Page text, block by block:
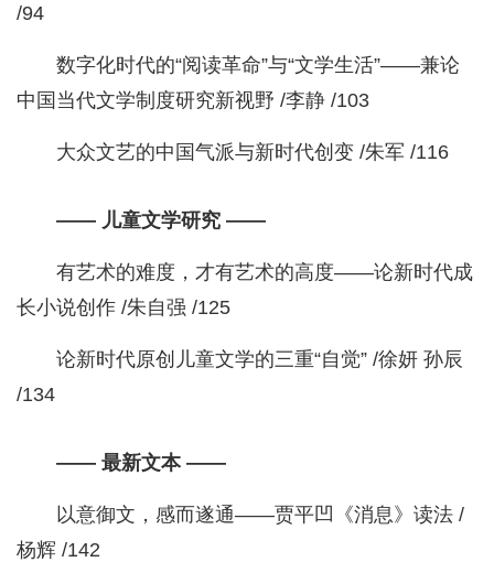
/94
数字化时代的“阅读革命”与“文学生活”——兼论
中国当代文学制度研究新视野 /李静 /103
大众文艺的中国气派与新时代创变 /朱军 /116
—— 儿童文学研究 ——
有艺术的难度，才有艺术的高度——论新时代成
长小说创作 /朱自强 /125
论新时代原创儿童文学的三重“自觉” /徐妍 孙辰
/134
—— 最新文本 ——
以意御文，感而遂通——贾平凹《消息》读法 /
杨辉 /142